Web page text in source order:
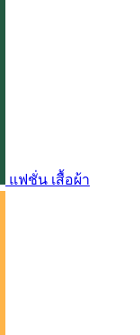
แฟชั่น เสื้อผ้า